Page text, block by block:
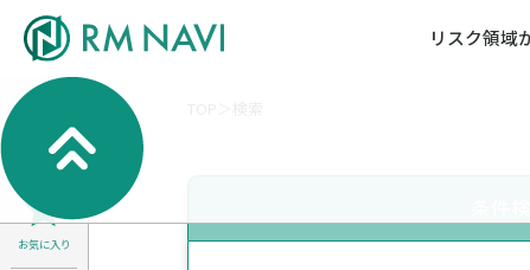
リスク領域
サステナビリティ経営支援
検索
お気に入り